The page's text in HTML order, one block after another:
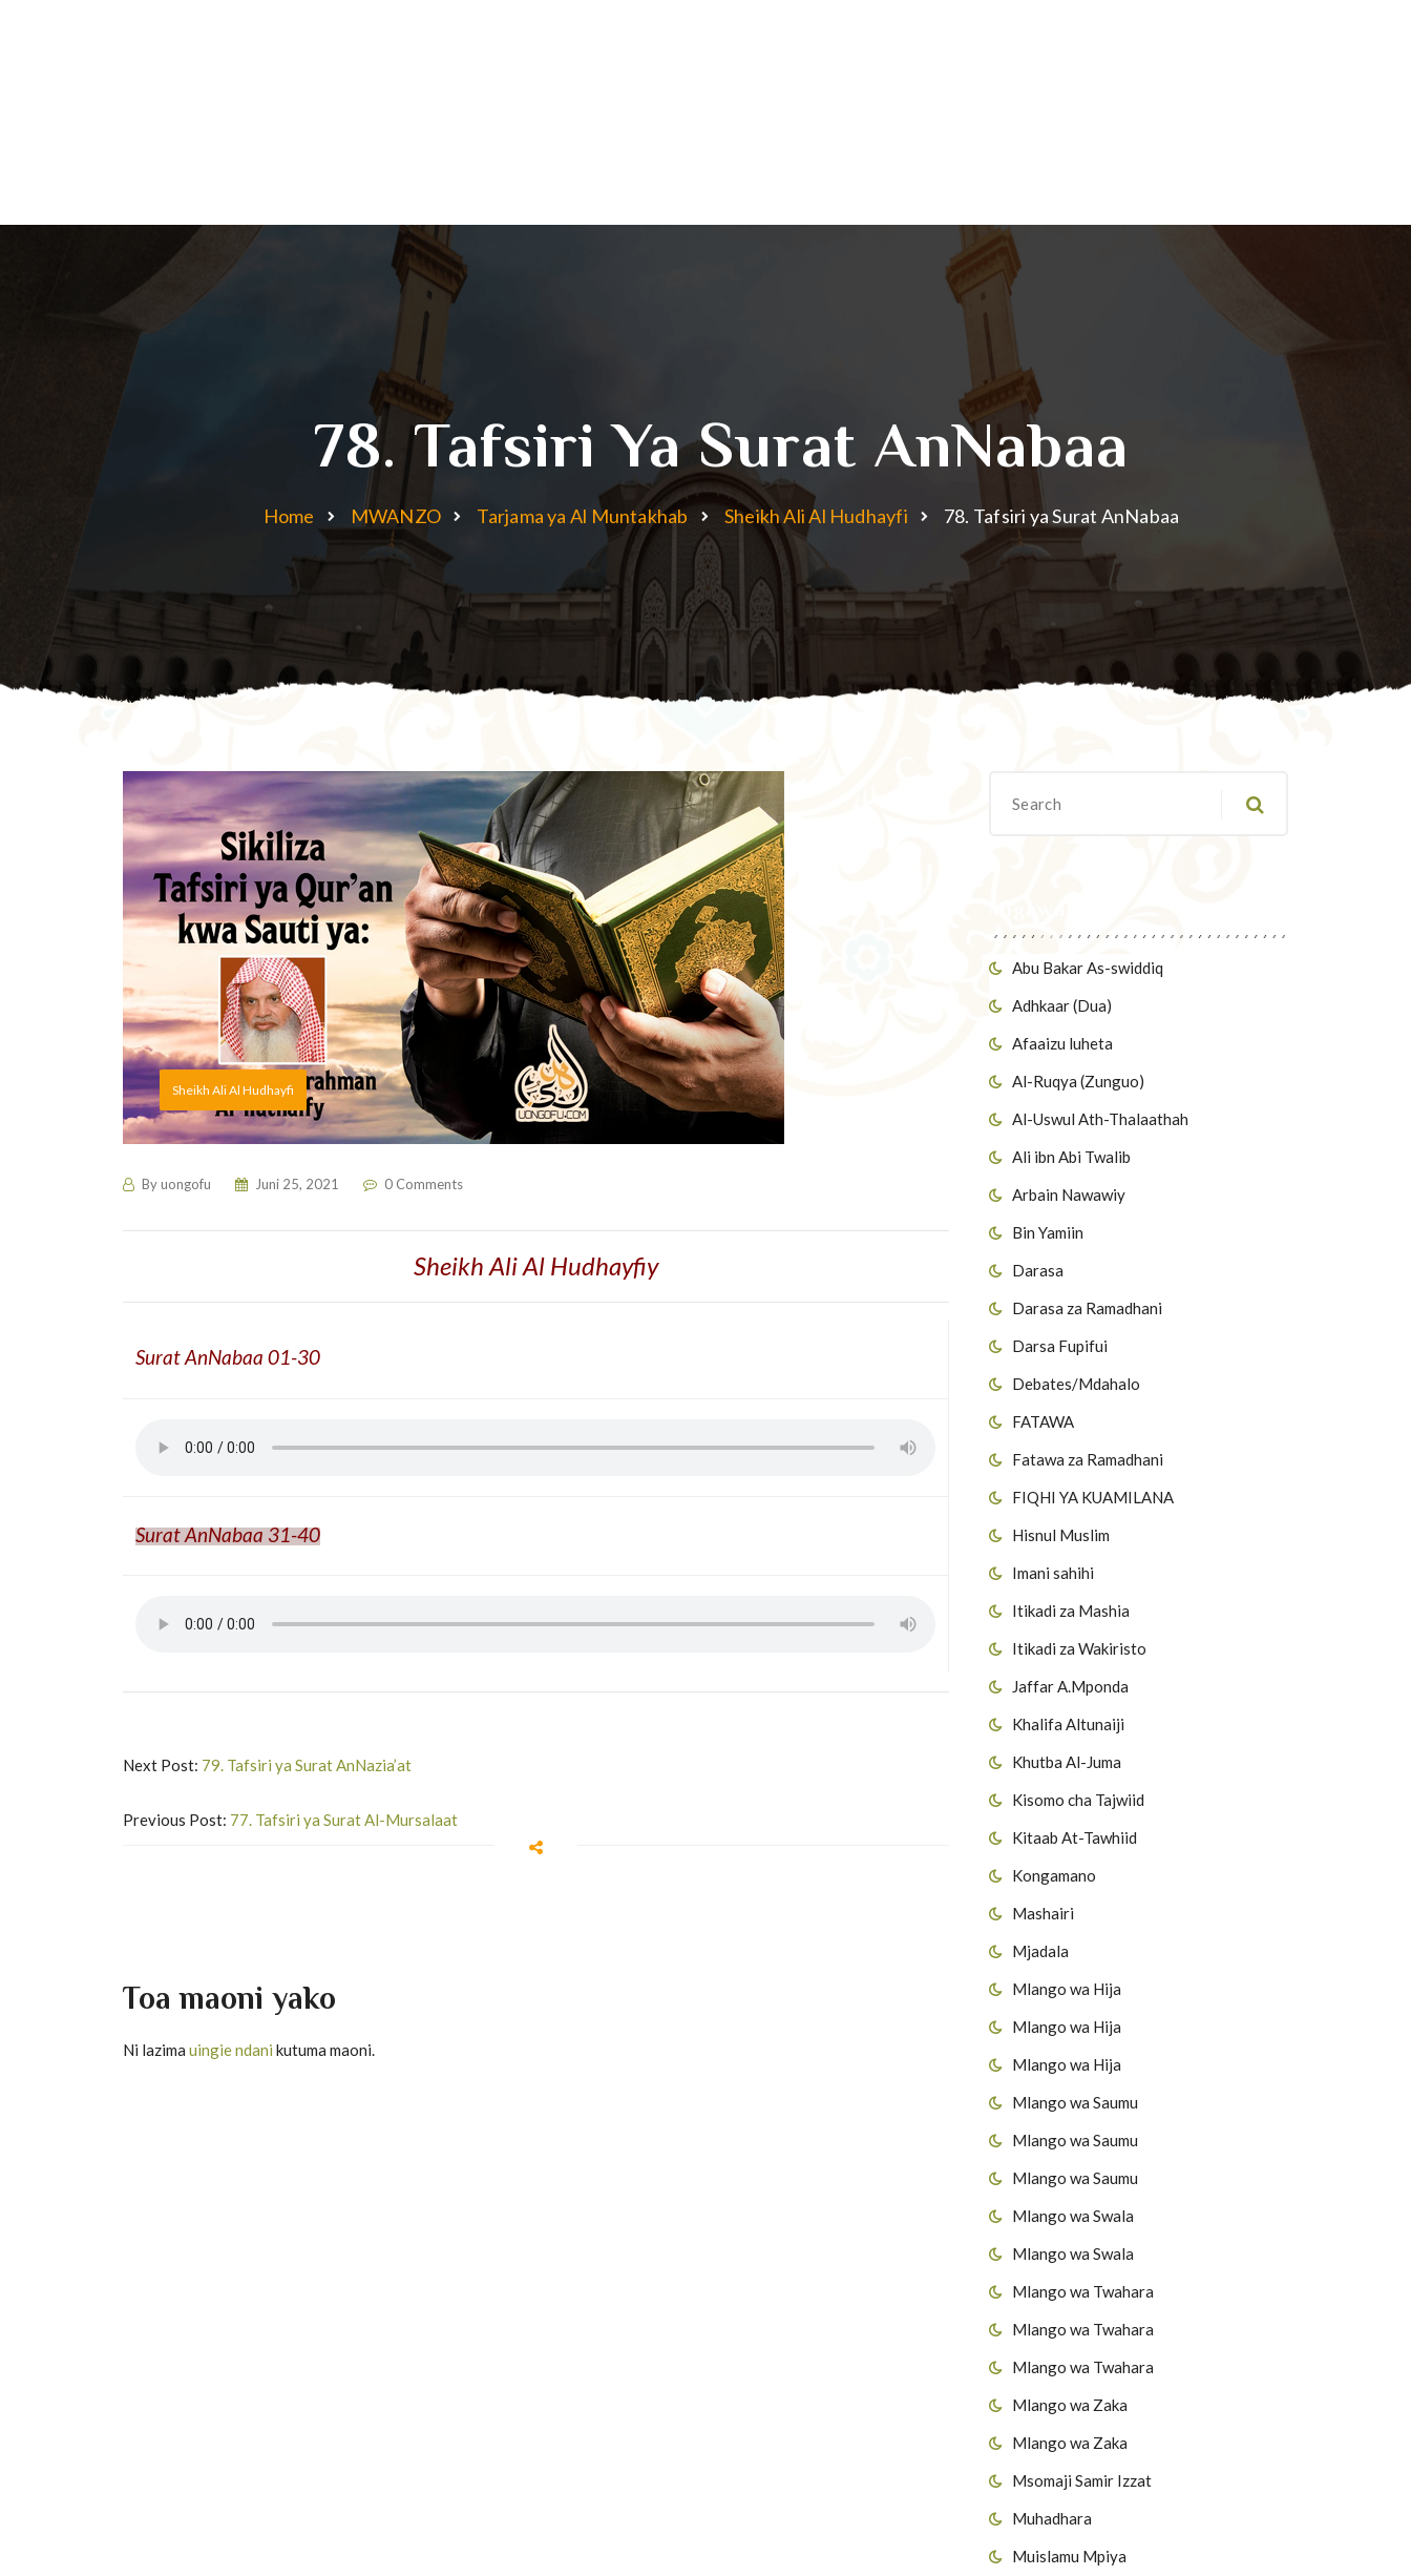
78. Tafsiri Ya Surat AnNabaa
Home MWANZO Tarjama ya Al Muntakhab Sheikh Ali Al Hudhayfi 78. Tafsiri ya Surat AnNabaa
Abu Bakar As-swiddiq
Adhkaar (Dua)
Afaaizu luheta
Al-Ruqya (Zunguo)
Al-Uswul Ath-Thalaathah
Ali ibn Abi Twalib
Arbain Nawawiy
Bin Yamiin
Darasa
Darasa za Ramadhani
Darsa Fupifui
Debates/Mdahalo
FATAWA
Fatawa za Ramadhani
FIQHI YA KUAMILANA
Hisnul Muslim
Imani sahihi
Itikadi za Mashia
Itikadi za Wakiristo
Jaffar A.Mponda
Khalifa Altunaiji
Khutba Al-Juma
Kisomo cha Tajwiid
Kitaab At-Tawhiid
Kongamano
Mashairi
Mjadala
Mlango wa Hija
Mlango wa Hija
Mlango wa Hija
Mlango wa Saumu
Mlango wa Saumu
Mlango wa Saumu
Mlango wa Swala
Mlango wa Swala
Mlango wa Twahara
Mlango wa Twahara
Mlango wa Twahara
Mlango wa Zaka
Mlango wa Zaka
Msomaji Samir Izzat
Muhadhara
Muislamu Mpiya
Sheikh Ali Al Hudhayfi
Byuongofu Juni 25, 2021 0 Comments
Sheikh Ali Al Hudhayfiy
Surat AnNabaa 01-30
Surat AnNabaa 31-40
Next Post: 79. Tafsiri ya Surat AnNazia’at
Previous Post: 77. Tafsiri ya Surat Al-Mursalaat
Toa maoni yako
Ni lazima uingie ndani kutuma maoni.